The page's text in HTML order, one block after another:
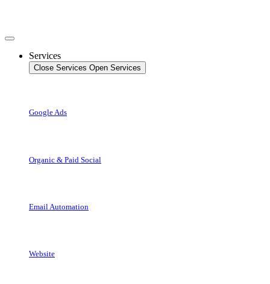
Services
Close Services Open Services
Google Ads
Organic & Paid Social
Email Automation
Website